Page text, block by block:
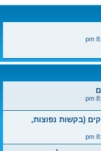
(בקשות נפוצות,